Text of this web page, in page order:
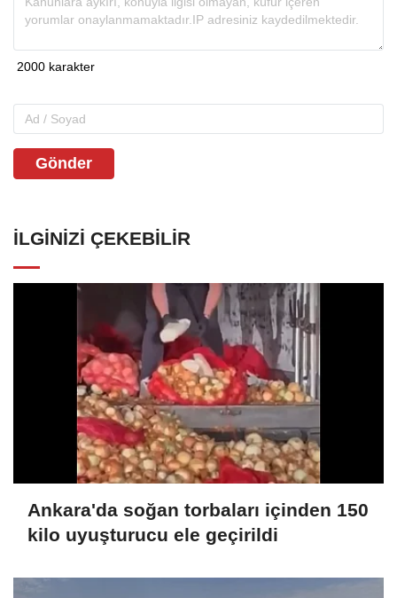
Gönder
İLGINIZI ÇEKEBILIR
Ankara'da soğan torbaları içinden 150
kilo uyuşturucu ele geçirildi